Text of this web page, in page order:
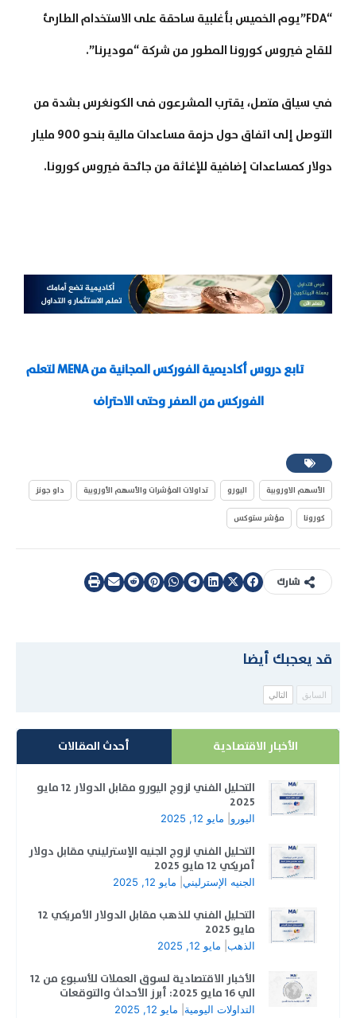
“FDA”يوم الخميس بأغلبية ساحقة على الاستخدام الطارئ
للقاح فيروس كورونا المطور من شركة “موديرنا”.
في سياق متصل، يقترب المشرعون فى الكونغرس بشدة من
التوصل إلى اتفاق حول حزمة مساعدات مالية بنحو 900 مليار
دولار كمساعدات إضافية للإغاثة من جائحة فيروس كورونا.
تابع دروس أكاديمية الفوركس المجانية من MENA لتعلم
الفوركس من الصفر وحتى الاحتراف
الأسهم الاوروبية اليورو تداولات المؤشرات والأسهم الأوروبية داو جونز
كورونا مؤشر ستوكس
شارك
قد يعجبك أيضا
السابق التالي
الأخبار الاقتصادية أحدث المقالات
التحليل الفني لزوج اليورو مقابل الدولار 12 مايو
2025
اليورو مايو 12, 2025
التحليل الفني لزوج الجنيه الإسترليني مقابل دولار
أمريكي 12 مايو 2025
الجنيه الإسترليني مايو 12, 2025
التحليل الفني للذهب مقابل الدولار الأمريكي 12
مايو 2025
الذهب مايو 12, 2025
الأخبار الاقتصادية لسوق العملات للأسبوع من 12
الي 16 مايو 2025: أبرز الأحداث والتوقعات
التداولات اليومية مايو 12, 2025